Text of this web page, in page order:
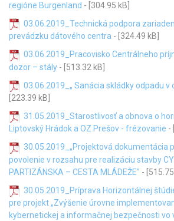
regióne Burgenland - [304.95 kB]
03.06.2019_Technická podpora
prevádzku dátového centra - [324.49 kB]
03.06.2019_Pracovisko Centrálneho
dozor – stály - [513.32 kB]
03.06.2019_„ Sanácia skládky odpadu v
[223.39 kB]
31.05.2019_Starostlivosť a obnova o
Liptovský Hrádok a OZ Prešov - frézovanie -
30.05.2019_„Projektová dokumentácia
povolenie v rozsahu pre realizáciu stavby
PARTIZÁNSKA – CESTA MLÁDEŽE” - [515.75
30.05.2019_Príprava Horizontálnej
pre projekt „Zvýšenie úrovne
kybernetickej a informačnej bezpečnosti vo